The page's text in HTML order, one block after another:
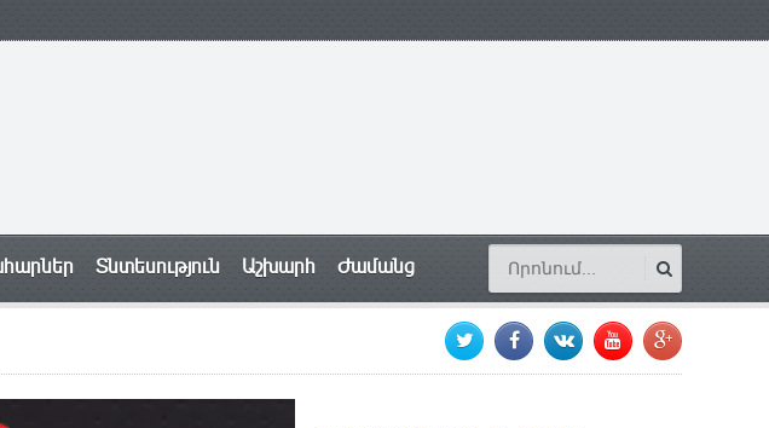
Տնտեսություն Աշխարհ Ժամանց